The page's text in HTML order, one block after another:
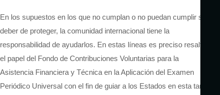
En los supuestos en los que no cumplan o no puedan cumplir su
deber de proteger, la comunidad internacional tiene la
responsabilidad de ayudarlos. En estas líneas es preciso resaltar
el papel del Fondo de Contribuciones Voluntarias para la
Asistencia Financiera y Técnica en la Aplicación del Examen
Periódico Universal con el fin de guiar a los Estados en esta tarea